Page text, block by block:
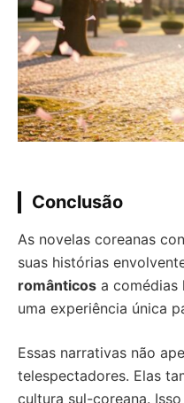
Conclusão
As novelas coreanas
suas histórias
românticos a comédias
uma experiência única
Essas narrativas não
telespectadores. Elas
cultura sul-coreana.